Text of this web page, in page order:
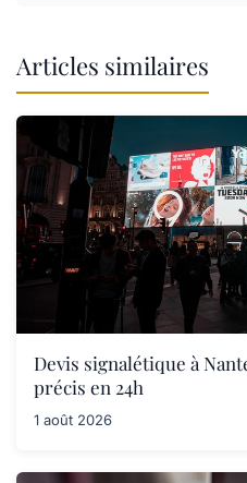
Articles similaires
Devis signalétique à
précis en 24h
1 août 2026